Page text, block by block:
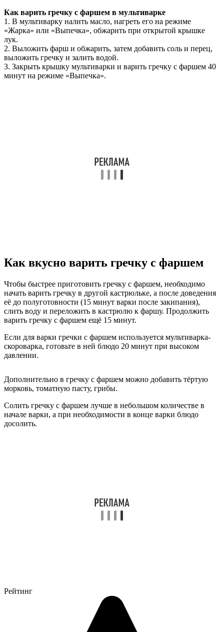
Как варить гречку с фаршем в мультиварке
1. В мультиварку налить масло, нагреть его на режиме
«Жарка» или «Выпечка», обжарить при открытой крышке
лук.
2. Выложить фарш и обжарить, затем добавить соль и перец,
выложить гречку и залить водой.
3. Закрыть крышку мультиварки и варить гречку с фаршем 40
минут на режиме «Выпечка».
Как вкусно варить гречку с фаршем
Чтобы быстрее приготовить гречку с фаршем, необходимо
начать варить гречку в другой кастрюльке, а после доведения
её до полуготовности (15 минут варки после закипания),
слить воду и переложить в кастрюлю к фаршу. Продолжить
варить гречку с фаршем ещё 15 минут.
Если для варки гречки с фаршем используется мультиварка-
скороварка, готовьте в ней блюдо 20 минут при высоком
давлении.
Дополнительно в гречку с фаршем можно добавить тёртую
морковь, томатную пасту, грибы.
Солить гречку с фаршем лучше в небольшом количестве в
начале варки, а при необходимости в конце варки блюдо
досолить.
Рейтинг